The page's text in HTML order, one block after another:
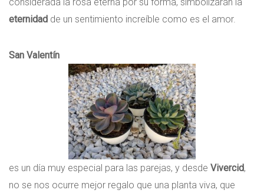
eternidad de un sentimiento increíble como es el amor.
San Valentín
es un día muy especial para las parejas, y desde Vivercid,
no se nos ocurre mejor regalo que una planta viva, que